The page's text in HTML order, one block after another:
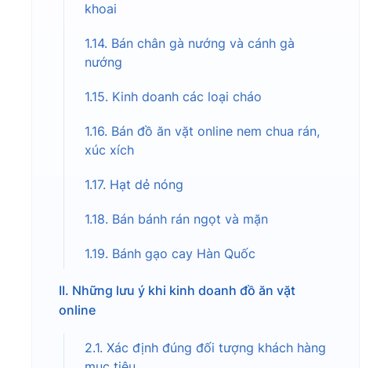
khoai
1.14. Bán chân gà nướng và cánh gà
nướng
1.15. Kinh doanh các loại cháo
1.16. Bán đồ ăn vặt online nem chua rán,
xúc xích
1.17. Hạt dẻ nóng
1.18. Bán bánh rán ngọt và mặn
1.19. Bánh gạo cay Hàn Quốc
II. Những lưu ý khi kinh doanh đồ ăn vặt
online
2.1. Xác định đúng đối tượng khách hàng